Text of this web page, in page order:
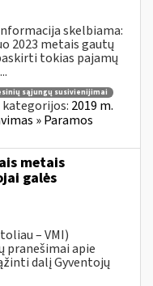
skelbiama:
2023 metais gautų
tokias pajamų
sąjungų susivienijimai
kategorijos: 2019 m.
» Paramos
metais
galės
– VMI)
pranešimai apie
dalį Gyventojų